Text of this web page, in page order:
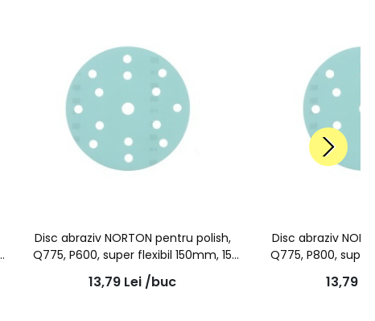
Disc abraziv NORTON pentru polish,
Q775, P600, super flexibil 150mm, 15
gauri
13,79 Lei /buc
Disc abraziv
Q775, P800,
13,79